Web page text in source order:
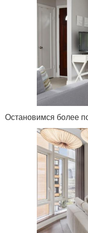
Остановимся более